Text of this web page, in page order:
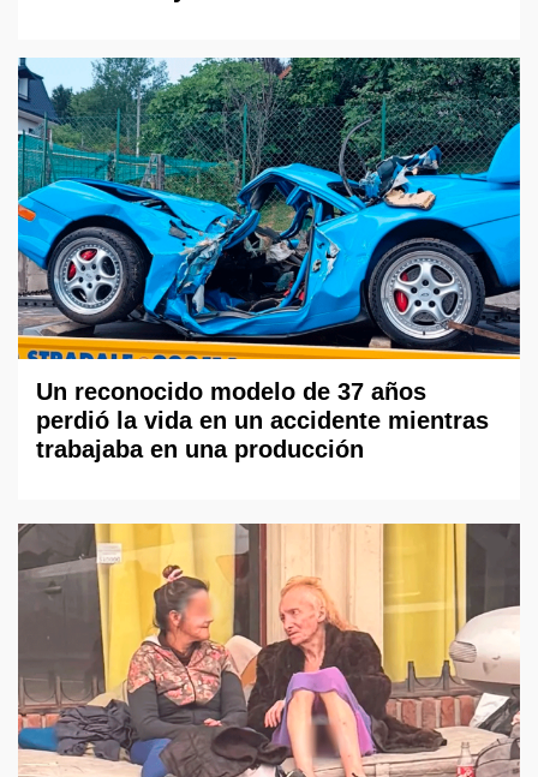
Un reconocido modelo de 37 años
perdió la vida en un accidente mientras
trabajaba en una producción